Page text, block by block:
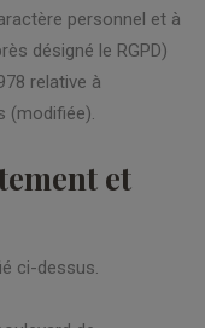
personnel et à
désigné le RGPD)
relative à
(modifiée).
et
ci-dessus.